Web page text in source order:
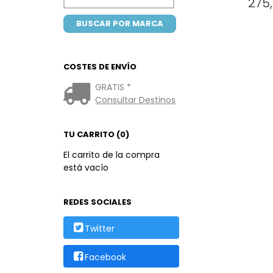
COSTES DE ENVÍO
GRATIS *
Consultar Destinos
TU CARRITO (0)
El carrito de la compra
está vacío
REDES SOCIALES
Twitter
Facebook